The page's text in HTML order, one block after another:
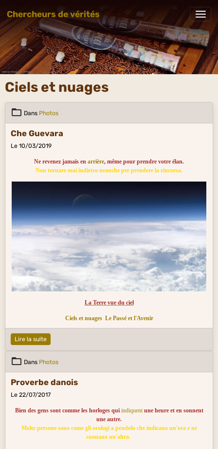
Chercheurs de vérités
Ciels et nuages
Dans Photos
Che Guevara
Le 10/03/2019
Ne revenez jamais en arrière, même pour prendre votre élan.
Non tornare mai indietro neanche per prendere la rincorsa.
La Terre vue du ciel
Ciels et nuages Le Passé et l'Avenir
Lire la suite
Dans Photos
Proverbe danois
Le 22/07/2017
Bien des gens sont comme les horloges qui indiquentune heure et en sonnent
une autre.
Molte persone sono come gli orologi a pendolo che indicano un'ora e ne
suonano un'altra.